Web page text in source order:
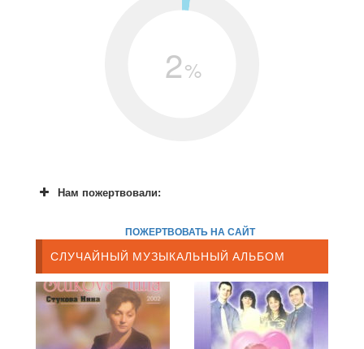
2%
Нам пожертвовали:
ПОЖЕРТВОВАТЬ НА САЙТ
СЛУЧАЙНЫЙ МУЗЫКАЛЬНЫЙ АЛЬБОМ